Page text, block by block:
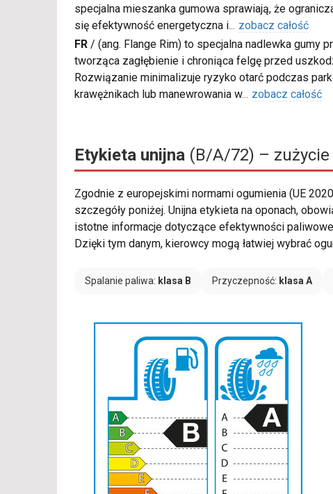
specjalna mieszanka gumowa sprawiają, że
się efektywność energetyczna i... zobacz całość
FR / (ang. Flange Rim) to specjalna nadlewka gumy
tworząca zagłębienie i chroniąca felgę przed
Rozwiązanie minimalizuje ryzyko otarć podczas
krawężnikach lub manewrowania w... zobacz całość
Etykieta unijna (B/A/72) – zużycie
Zgodnie z europejskimi normami ogumienia (UE
szczegóły poniżej. Unijna etykieta na oponach,
istotne informacje dotyczące efektywności
Dzięki tym danym, kierowcy mogą łatwiej wybrać
Spalanie paliwa: klasa B Przyczepność: klasa A